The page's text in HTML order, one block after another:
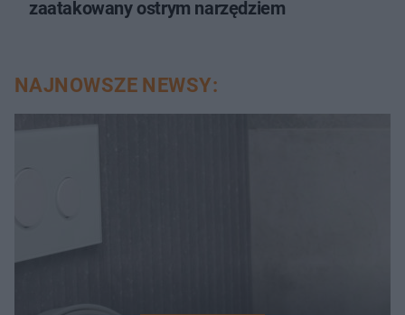
zaatakowany ostrym narzędziem
NAJNOWSZE NEWSY: